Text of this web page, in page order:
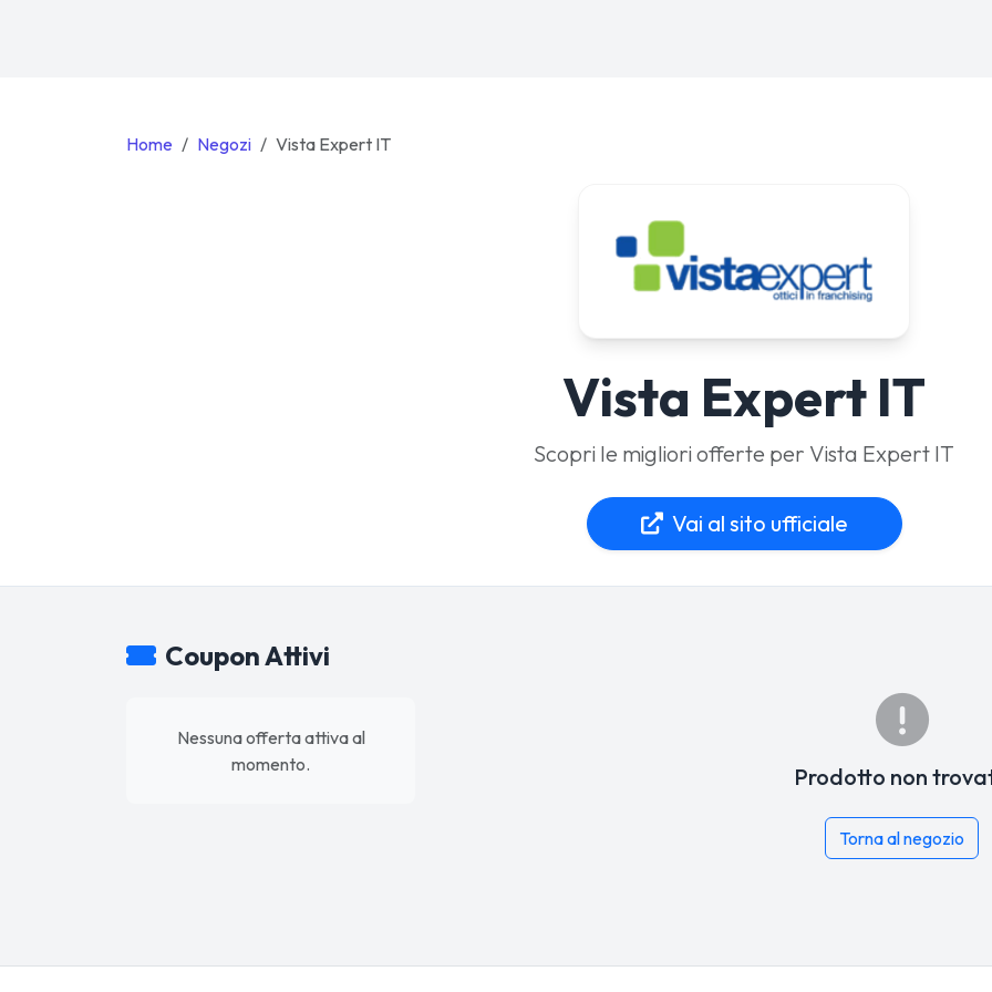
Home Negozi Vista Expert IT
Vista Expert IT
Scopri le migliori offerte per Vista Expert IT
Vai al sito ufficiale
Coupon Attivi
Nessuna offerta attiva al
momento.
Prodotto non
Torna al negozio